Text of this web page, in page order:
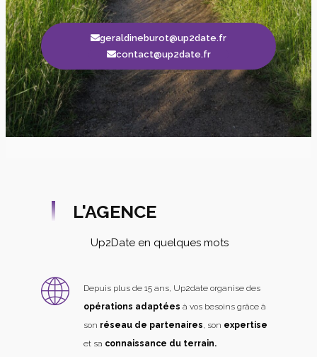
geraldineburot@up2date.fr
contact@up2date.fr
L'AGENCE
Up2Date en quelques mots
Depuis plus de 15 ans, Up2date organise des
opérations adaptées à vos besoins grâce à
son réseau de partenaires, son expertise
et sa connaissance du terrain.